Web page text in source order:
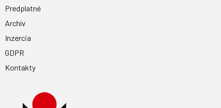
Predplatné
Archív
Inzercia
GDPR
Kontakty